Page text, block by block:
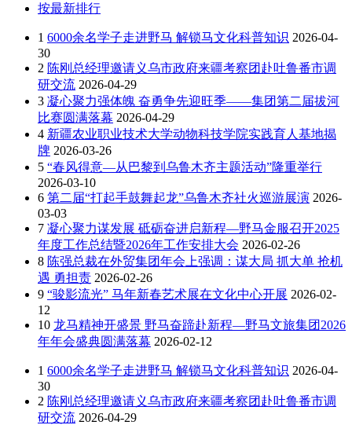
按最新排行
1 6000余名学子走进野马 解锁马文化科普知识 2026-04-
30
2 陈刚总经理邀请义乌市政府来疆考察团赴吐鲁番市调
研交流 2026-04-29
3 凝心聚力强体魄 奋勇争先迎旺季——集团第二届拔河
比赛圆满落幕 2026-04-29
4 新疆农业职业技术大学动物科技学院实践育人基地揭
牌 2026-03-26
5 “春风得意—从巴黎到乌鲁木齐主题活动”隆重举行
2026-03-10
6 第二届“打起手鼓舞起龙”乌鲁木齐社火巡游展演 2026-
03-03
7 凝心聚力谋发展 砥砺奋进启新程—野马金服召开2025
年度工作总结暨2026年工作安排大会 2026-02-26
8 陈强总裁在外贸集团年会上强调：谋大局 抓大单 抢机
遇 勇担责 2026-02-26
9 “骏影流光” 马年新春艺术展在文化中心开展 2026-02-
12
10 龙马精神开盛景 野马奋蹄赴新程—野马文旅集团2026
年年会盛典圆满落幕 2026-02-12
1 6000余名学子走进野马 解锁马文化科普知识 2026-04-
30
2 陈刚总经理邀请义乌市政府来疆考察团赴吐鲁番市调
研交流 2026-04-29